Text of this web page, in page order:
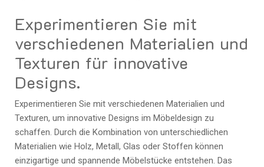
Experimentieren Sie mit
verschiedenen Materialien und
Texturen für innovative
Designs.
Experimentieren Sie mit verschiedenen Materialien und
Texturen, um innovative Designs im Möbeldesign zu
schaffen. Durch die Kombination von unterschiedlichen
Materialien wie Holz, Metall, Glas oder Stoffen können
einzigartige und spannende Möbelstücke entstehen. Das